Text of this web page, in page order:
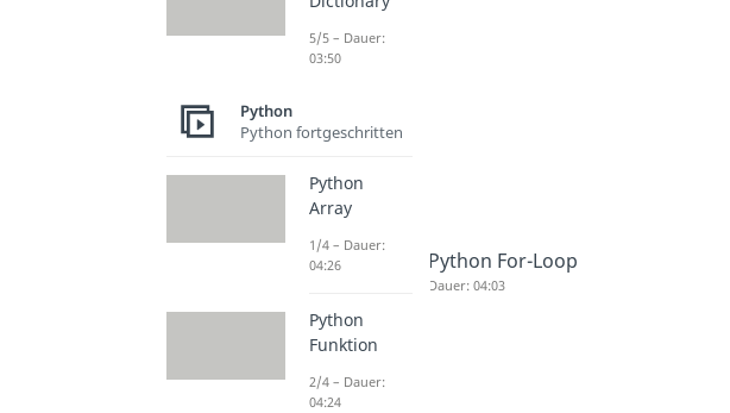
Python For-Loop
Dauer: 04:03
5/5 – Dauer:
03:50
Python
Python fortgeschritten
Python
Array
1/4 – Dauer:
04:26
Python
Funktion
2/4 – Dauer:
04:24